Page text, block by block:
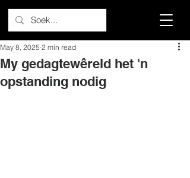
My gedagtewêreld het 'n
opstanding nodig
May 8, 2025 2 min read